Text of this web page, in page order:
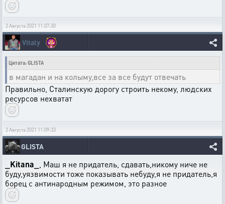
2 Августа 2021 11:07:30
Vitaly
Цитата: GLISTA
в магадан и на колыму,все за все будут отвечать
Правильно, Сталинскую дорогу строить некому, людских
ресурсов нехватат
2 Августа 2021 11:09:33
GLISTA
_Kitana_
, Маш я не придатель, сдавать,никому ниче не
буду,уязвимости тоже показывать небуду,я не придатель,я
борец с антинародным режимом, это разное